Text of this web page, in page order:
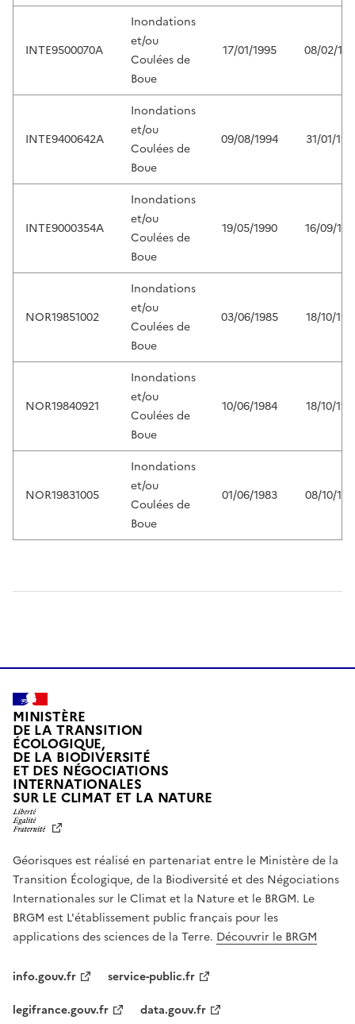
INTE9500070A
Inondations
et/ou
Coulées de
Boue
17/01/1995 08/02/
INTE9400642A
Inondations
et/ou
Coulées de
Boue
09/08/1994 31/01/
INTE9000354A
Inondations
et/ou
Coulées de
Boue
19/05/1990 16/09/
NOR19851002
Inondations
et/ou
Coulées de
Boue
03/06/1985 18/10/
NOR19840921
Inondations
et/ou
Coulées de
Boue
10/06/1984 18/10/
NOR19831005
Inondations
et/ou
Coulées de
Boue
01/06/1983 08/10/
MINISTÈRE
DE LA TRANSITION
ÉCOLOGIQUE,
DE LA BIODIVERSITÉ
ET DES NÉGOCIATIONS
INTERNATIONALES
SUR LE CLIMAT ET LA NATUREL
T
É
,
É
G
A
L
F
Géorisques est réalisé en partenariat entre le Ministère de la
Transition Écologique, de la Biodiversité et des Négociations
Internationales sur le Climat et la Nature et le BRGM. Le
BRGM est L'établissement public français pour les
applications des sciences de la Terre. Découvrir le BRGM
info.gouv.fr
service-public.fr
legifrance.gouv.fr
data.gouv.fr